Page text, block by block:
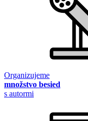
Organizujeme
množstvo besied
s autormi